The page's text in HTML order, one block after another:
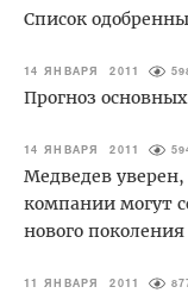
Список
14 ЯНВАРЯ 2011
Прогноз
14 ЯНВАРЯ 2011
Медведев
компании могут
нового поколения
11 ЯНВАРЯ 2011